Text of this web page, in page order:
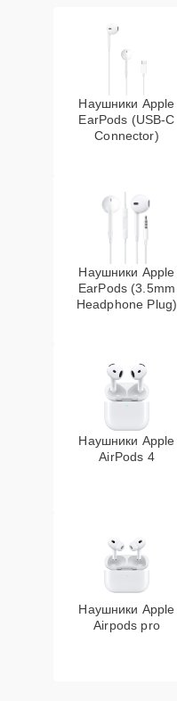
Наушники Apple
EarPods (USB-C
Connector)
Наушники Apple
EarPods (3.5mm
Headphone Plug)
Наушники Apple
AirPods 4
Наушники Apple
Airpods pro